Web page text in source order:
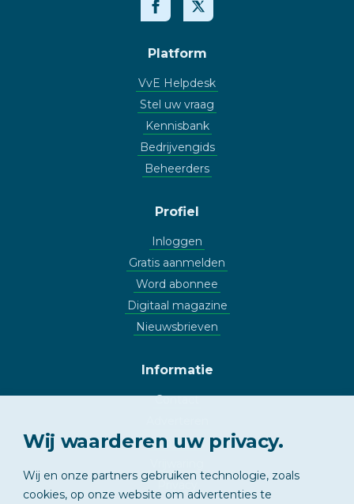
Platform
VvE Helpdesk
Stel uw vraag
Kennisbank
Bedrijvengids
Beheerders
Profiel
Inloggen
Gratis aanmelden
Word abonnee
Digitaal magazine
Nieuwsbrieven
Informatie
Contact
Copyright
Wij waarderen uw privacy.
Wij en onze partners gebruiken technologie, zoals
cookies, op onze website om advertenties te